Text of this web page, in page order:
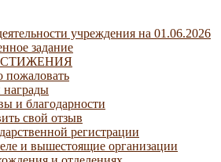
учреждения на 01.06.2026
задание
пожаловать
и благодарности
свой отзыв
регистрации
и вышестоящие организации